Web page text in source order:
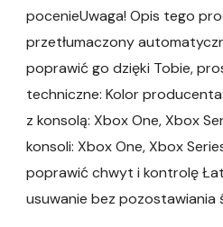
pocenieUwaga! Opis tego
przetłumaczony
poprawić go dzięki Tobie,
techniczne: Kolor
z konsolą: Xbox One, Xbox
konsoli: Xbox One, Xbox
poprawić chwyt i kontrolę
usuwanie bez pozostawiania